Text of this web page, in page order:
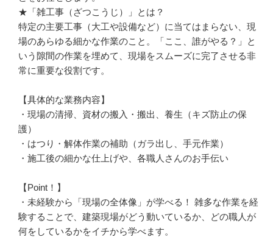
★「雑工事（ざつこうじ）」とは？
特定の主要工事（大工や設備など）に当てはまらない、現
場のあらゆる細かな作業のこと。「ここ、誰がやる？」と
いう隙間の作業を埋めて、現場をスムーズに完了させる非
常に重要な役割です。
【具体的な業務内容】
・現場の清掃、資材の搬入・搬出、養生（キズ防止の保
護）
・はつり・解体作業の補助（ガラ出し、手元作業）
・施工後の細かな仕上げや、各職人さんのお手伝い
【Point！】
・未経験から「現場の全体像」が学べる！ 雑多な作業を経
験することで、建築現場がどう動いているか、どの職人が
何をしているかをイチから学べます。